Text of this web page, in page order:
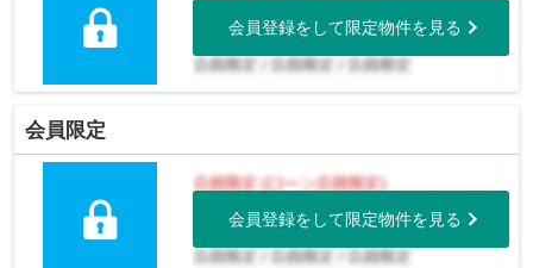
会員登録をして限定物件を見る
会員限定
会員登録をして限定物件を見る